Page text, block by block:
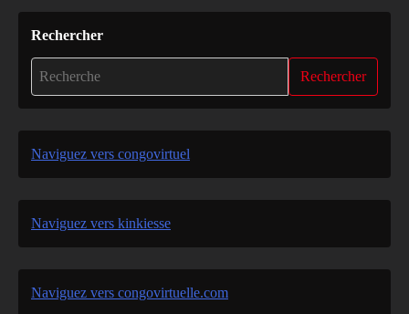
Rechercher
Rechercher
Naviguez vers congovirtuel
Naviguez vers kinkiesse
Naviguez vers congovirtuelle.com